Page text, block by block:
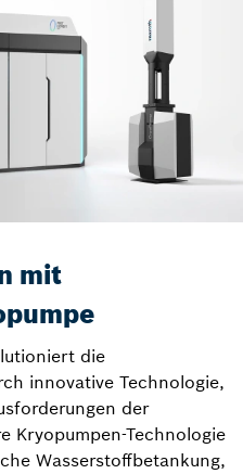
mit
die
innovative Technologie,
der
Kryopumpen-Technologie
Wasserstoffbetankung,